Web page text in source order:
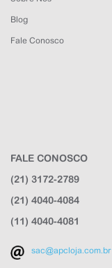
Blog
Fale Conosco
FALE CONOSCO
(21) 3172-2789
(21) 4040-4084
(11) 4040-4081
sac@apcloja.com.br